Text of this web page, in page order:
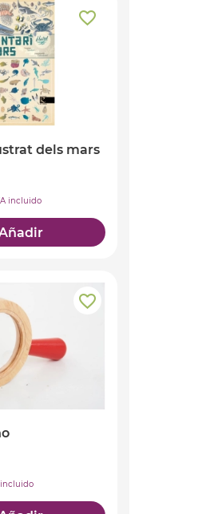
dels mars
incluido
incluido